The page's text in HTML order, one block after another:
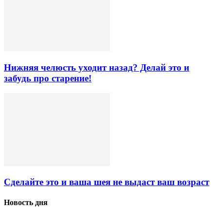
Нижняя челюсть уходит назад? Делай это и
забудь про старение!
Сделайте это и ваша шея не выдаст ваш возраст
Новость дня